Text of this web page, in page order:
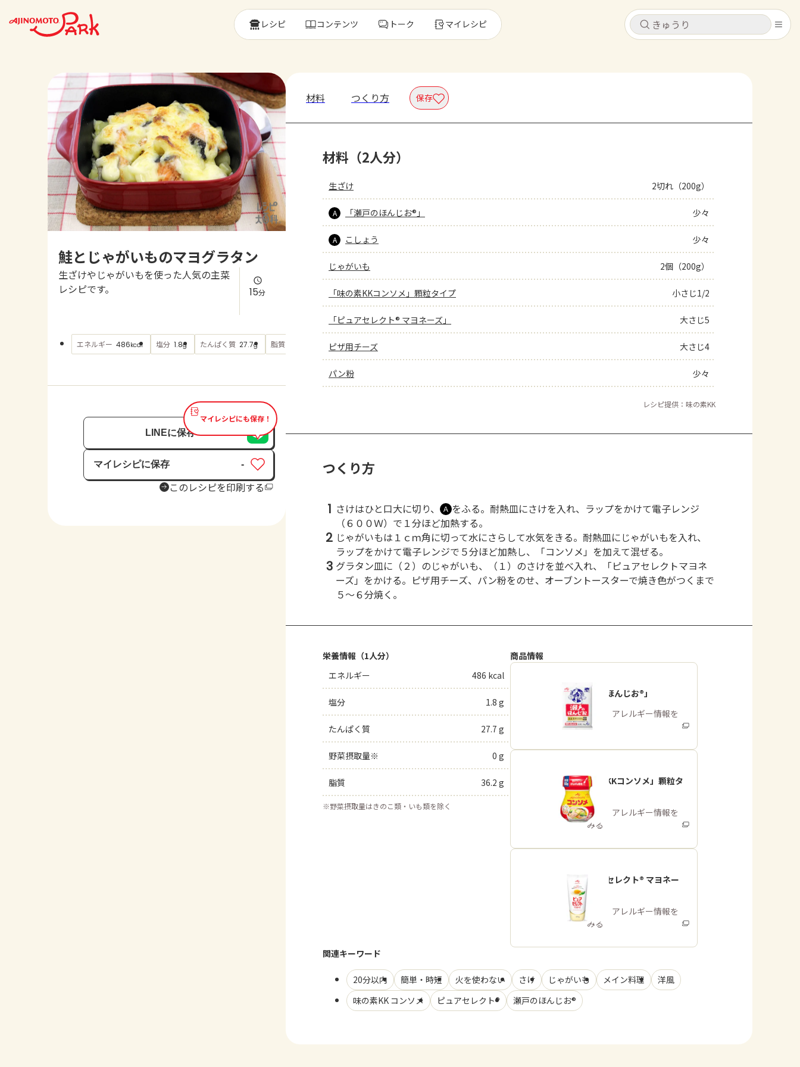
キャンセル
コンテンツ
レシピ
トーク
よくあるお問い合わせ
AJINOMOTO PARK とは
キャンセル
レシピ コンテンツ トーク マイレシピ
鮭とじゃがいものマヨグラタン
生ざけやじゃがいもを使った人気の主菜
レシピです。
15分
エネルギー 486kcal 塩分 1.8g たんぱく質 27.7g 脂質 もっと見る
マイレシピにも保存！
LINEに保存
マイレシピに保存
保存済み
-
このレシピを印刷する
材料 つくり方 保存
材料（2人分）
生ざけ 2切れ（200g）
A 「瀬戸のほんじお®」 少々
A こしょう 少々
じゃがいも 2個（200g）
「味の素KKコンソメ」顆粒タイプ 小さじ1/2
「ピュアセレクト® マヨネーズ」 大さじ5
ピザ用チーズ 大さじ4
パン粉 少々
レシピ提供：味の素KK
つくり方
1 さけはひと口大に切り、 Ａ をふる。耐熱皿にさけを入れ、ラップをかけて電子レンジ
（６００Ｗ）で１分ほど加熱する。
2 じゃがいもは１ｃｍ角に切って水にさらして水気をきる。耐熱皿にじゃがいもを入れ、
ラップをかけて電子レンジで５分ほど加熱し、「コンソメ」を加えて混ぜる。
3 グラタン皿に（２）のじゃがいも、（１）のさけを並べ入れ、「ピュアセレクトマヨネ
ーズ」をかける。ピザ用チーズ、パン粉をのせ、オーブントースターで焼き色がつくまで
５～６分焼く。
栄養情報（1人分）
エネルギー
486 kcal
塩分 1.8 g
たんぱく質 27.7 g
野菜摂取量※ 0 g
脂質 36.2 g
※野菜摂取量はきのこ類・いも類を除く
商品情報
「瀬戸のほんじお®」
商品・アレルギー情報を
みる
「味の素KKコンソメ」顆粒タ
イプ
商品・アレルギー情報を
みる
「ピュアセレクト® マヨネー
ズ」
商品・アレルギー情報を
みる
関連キーワード
20分以内 簡単・時短 火を使わない さけ じゃがいも メイン料理
洋風
味の素KK コンソメ
ピュアセレクト® 瀬戸のほんじお®